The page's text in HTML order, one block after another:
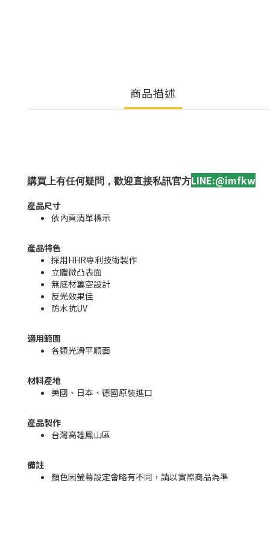
商品描述
購買上有任何疑問，歡迎直接私訊官方LINE:@imfkw
產品尺寸
依內頁清單標示
產品特色
採用HHR專利技術製作
立體微凸表面
無底材簍空設計
反光效果佳
防水抗UV
適用範圍
各類光滑平順面
材料產地
美國、日本、德國原裝進口
產品製作
台灣高雄鳳山區
備註
顏色因螢幕設定會略有不同，請以實際商品為準